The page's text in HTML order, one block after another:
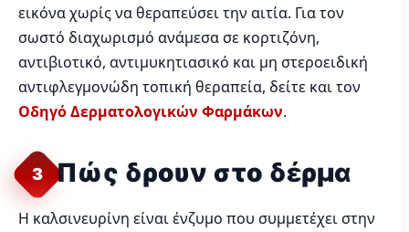
εικόνα χωρίς να θεραπεύσει την αιτία. Για τον
σωστό διαχωρισμό ανάμεσα σε κορτιζόνη,
αντιβιοτικό, αντιμυκητιασικό και μη στεροειδική
αντιφλεγμονώδη τοπική θεραπεία, δείτε και τον
Οδηγό Δερματολογικών Φαρμάκων.
3 Πώς δρουν στο δέρμα
Η καλσινευρίνη είναι ένζυμο που συμμετέχει στην